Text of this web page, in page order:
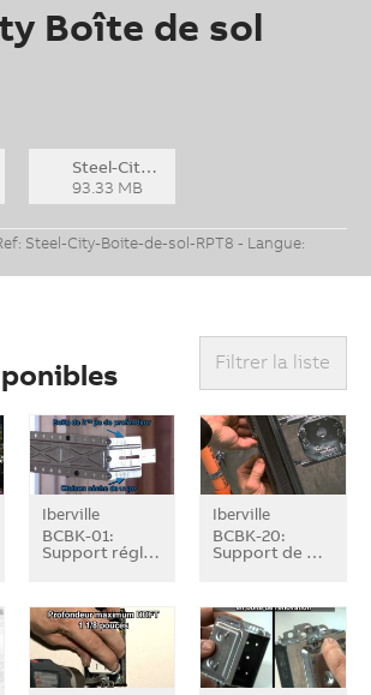
Boîte de sol
Steel-City-Boite-de-sol-RPT8.zip
93.33 MB
Steel-City-Boite-de-sol-RPT8 - Langue:
Filtrer la liste
Iberville
BCBK-01:
Support régl…
Iberville
BCBK-20:
Support de …